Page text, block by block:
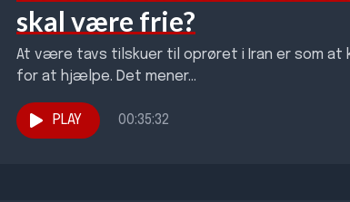
skal være frie?
At være tavs tilskuer til oprøret i Iran er som
for at hjælpe. Det mener...
PLAY 00:35:32